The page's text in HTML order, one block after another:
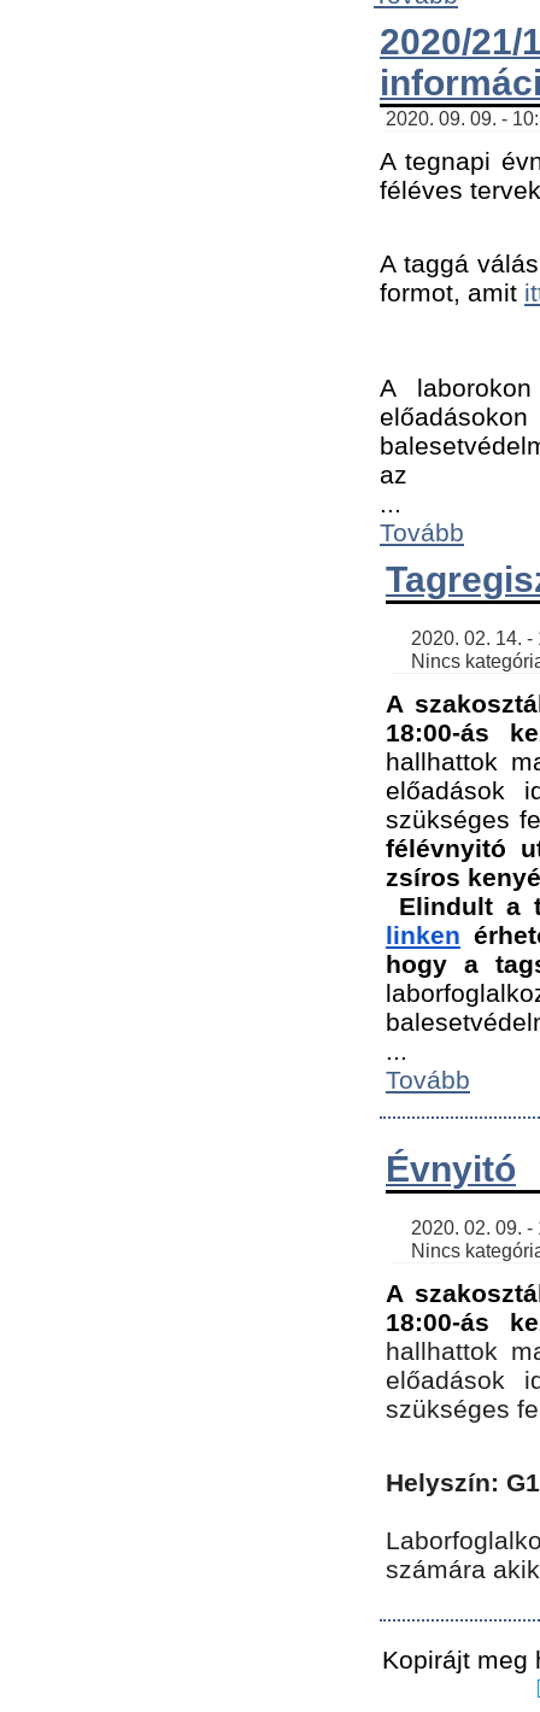
2020/
2020. 09. 09. -
A tegnapi
féléves
A taggá
formot, amit
A
az ﻿
Tovább
Nincs
A
18:00-ás
hallhattok
előadások
szükséges
félévnyitó
zsíros
Elindult a
linken
hogy a
Tovább
Évnyitó
Nincs
A
18:00-ás
hallhattok
előadások
szükséges
Helyszín:
számára
Kopirájt meg